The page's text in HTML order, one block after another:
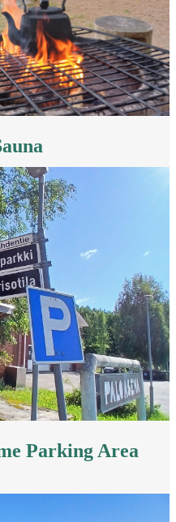
Parking Area